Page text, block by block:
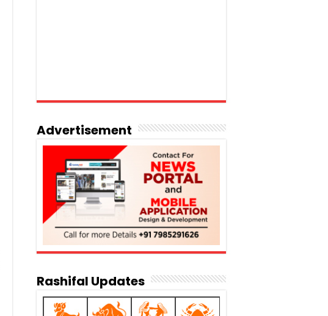
Advertisement
Rashifal Updates